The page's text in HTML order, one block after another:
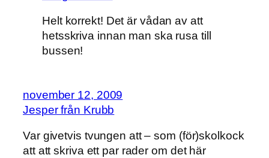
Helt korrekt! Det är vådan av att
hetsskriva innan man ska rusa till
bussen!
november 12, 2009
Jesper från Krubb
Var givetvis tvungen att – som (för)skolkock
att att skriva ett par rader om det här